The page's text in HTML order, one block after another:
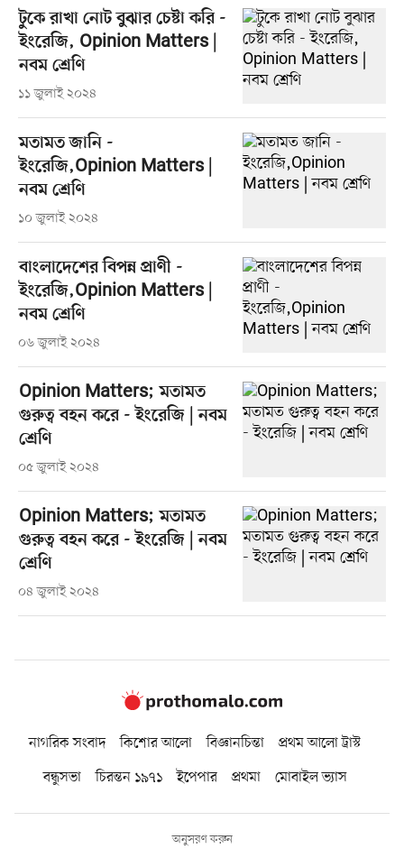
টুকে রাখা নোট বুঝার চেষ্টা করি -
ইংরেজি, Opinion Matters |
নবম শ্রেণি
১১ জুলাই ২০২৪
মতামত জানি -
ইংরেজি,Opinion Matters |
নবম শ্রেণি
১০ জুলাই ২০২৪
বাংলাদেশের বিপন্ন প্রাণী -
ইংরেজি,Opinion Matters |
নবম শ্রেণি
০৬ জুলাই ২০২৪
Opinion Matters; মতামত
গুরুত্ব বহন করে - ইংরেজি | নবম
শ্রেণি
০৫ জুলাই ২০২৪
Opinion Matters; মতামত
গুরুত্ব বহন করে - ইংরেজি | নবম
শ্রেণি
০৪ জুলাই ২০২৪
নাগরিক সংবাদ কিশোর আলো বিজ্ঞানচিন্তা
প্রথম আলো ট্রাস্ট
বন্ধুসভা
চিরন্তন ১৯৭১ ইপেপার প্রথমা মোবাইল ভ্যাস
অনুসরণ করুন